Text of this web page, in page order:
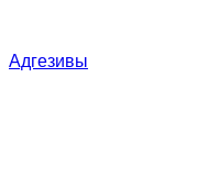
Адгезивы